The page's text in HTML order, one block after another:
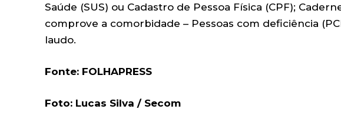
Saúde (SUS) ou Cadastro de Pessoa Física (CPF);
comprove a comorbidade – Pessoas com deficiência
laudo.
Fonte: FOLHAPRESS
Foto: Lucas Silva / Secom